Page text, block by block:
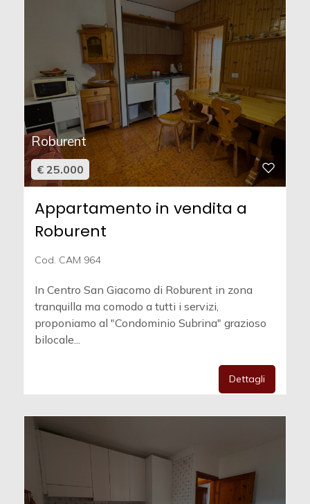
Roburent
€ 25.000
Appartamento in vendita a
Roburent
Cod. CAM 964
In Centro San Giacomo di Roburent in zona
tranquilla ma comodo a tutti i servizi,
proponiamo al "Condominio Subrina" grazioso
bilocale...
Dettagli